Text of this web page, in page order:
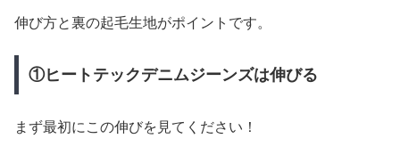
伸び方と裏の起毛生地がポイントです。
①ヒートテックデニムジーンズは伸びる
まず最初にこの伸びを見てください！